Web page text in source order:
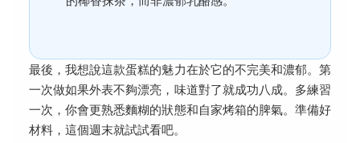
最後，我想說這款蛋糕的魅力在於它的不完美和濃郁。第
一次做如果外表不夠漂亮，味道對了就成功八成。多練習
一次，你會更熟悉麵糊的狀態和自家烤箱的脾氣。準備好
材料，這個週末就試試看吧。